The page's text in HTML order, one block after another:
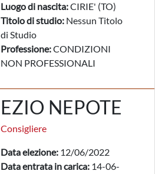
Luogo di nascita:CIRIE' (TO)
Titolo di studio: Nessun Titolo
di Studio
Professione:CONDIZIONI
NON PROFESSIONALI
EZIO NEPOTE
Consigliere
Data elezione: 12/06/2022
Data entrata in carica: 14-06-